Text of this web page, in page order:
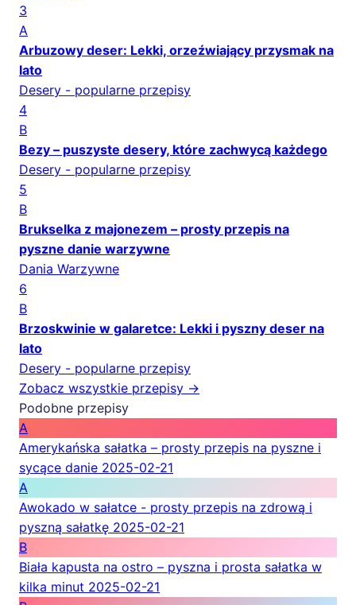
3
A
Arbuzowy deser: Lekki, orzeźwiający przysmak na
lato
Desery - popularne przepisy
4
B
Bezy – puszyste desery, które zachwycą każdego
Desery - popularne przepisy
5
B
Brukselka z majonezem – prosty przepis na
pyszne danie warzywne
Dania Warzywne
6
B
Brzoskwinie w galaretce: Lekki i pyszny deser na
lato
Desery - popularne przepisy
Zobacz wszystkie przepisy →
Podobne przepisy
A
Amerykańska sałatka – prosty przepis na pyszne i
sycące danie 2025-02-21
A
Awokado w sałatce - prosty przepis na zdrową i
pyszną sałatkę 2025-02-21
B
Biała kapusta na ostro – pyszna i prosta sałatka w
kilka minut 2025-02-21